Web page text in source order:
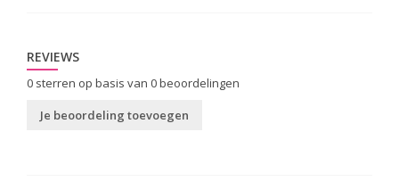
REVIEWS
0 sterren op basis van 0beoordelingen
Je beoordeling toevoegen